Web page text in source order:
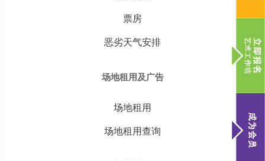
票房
恶劣天气安排
场地租用及广告
场地租用
场地租用查询